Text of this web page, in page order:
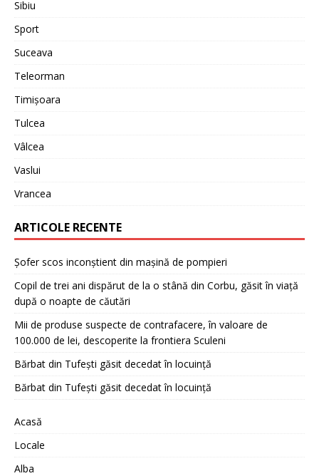
Sibiu
Sport
Suceava
Teleorman
Timișoara
Tulcea
Vâlcea
Vaslui
Vrancea
ARTICOLE RECENTE
Șofer scos inconștient din mașină de pompieri
Copil de trei ani dispărut de la o stână din Corbu, găsit în viață
după o noapte de căutări
Mii de produse suspecte de contrafacere, în valoare de
100.000 de lei, descoperite la frontiera Sculeni
Bărbat din Tufești găsit decedat în locuință
Bărbat din Tufești găsit decedat în locuință
Acasă
Locale
Alba